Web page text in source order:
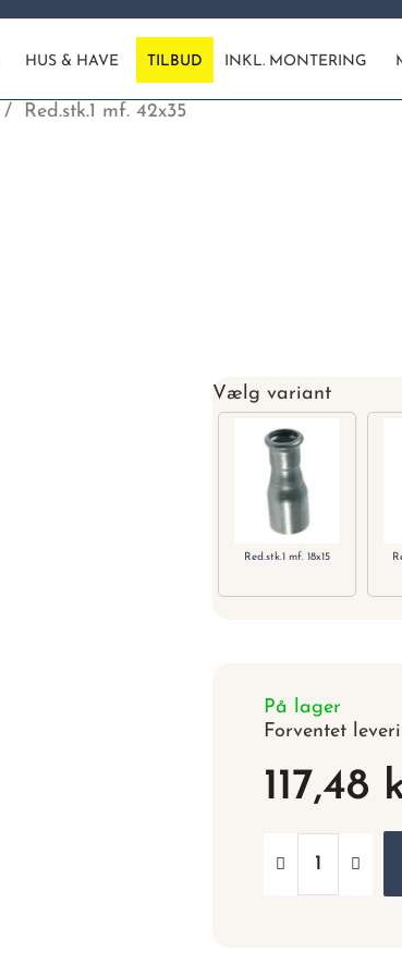
HUS & HAVE TILBUD INKL. MONTERING
Red.stk.1 mf. 42x35
Vælg variant
Red.stk.1 mf. 18x15
På lager
Forventet
117,48